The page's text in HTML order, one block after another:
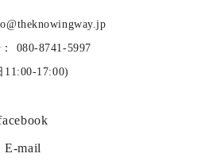
080-8741-5997
11:00-17:00)
E-mail